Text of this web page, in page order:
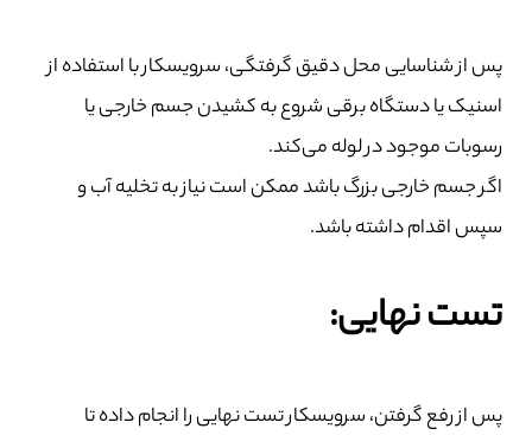
پس از شناسایی محل دقیق گرفتگی، سرویسکار با استفاده از
اسنیک یا دستگاه برقی شروع به کشیدن جسم خارجی یا
رسوبات موجود در لوله می‌کند.
اگر جسم خارجی بزرگ باشد ممکن است نیاز به تخلیه آب و
سپس اقدام داشته باشد.
تست نهایی:
پس از رفع گرفتن، سرویسکار تست نهایی را انجام داده تا